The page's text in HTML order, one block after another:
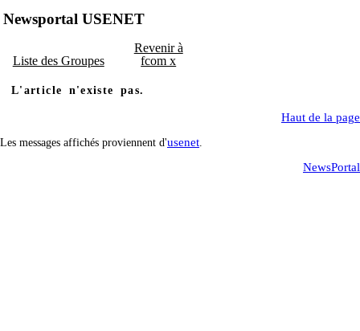
Newsportal USENET
Liste des Groupes
Revenir à
fcom x
L'article n'existe pas.
Haut de la page
Les messages affichés proviennent d'usenet
NewsPortal